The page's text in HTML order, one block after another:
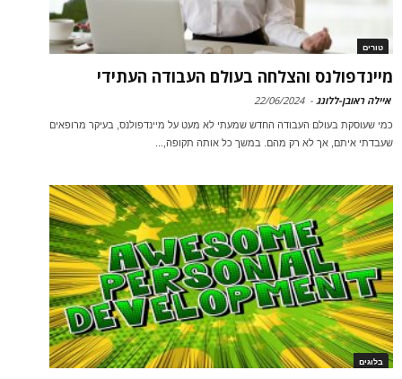
טורים
מיינדפולנס והצלחה בעולם העבודה העתידי
איילה ראובן-ללונג -
22/06/2024
כמי שעוסקת בעולם העבודה החדש שמעתי לא מעט על מיינדפולנס, בעיקר מרופאים
שעבדתי איתם, אך לא רק מהם. במשך כל אותה תקופה,...
בלוגים